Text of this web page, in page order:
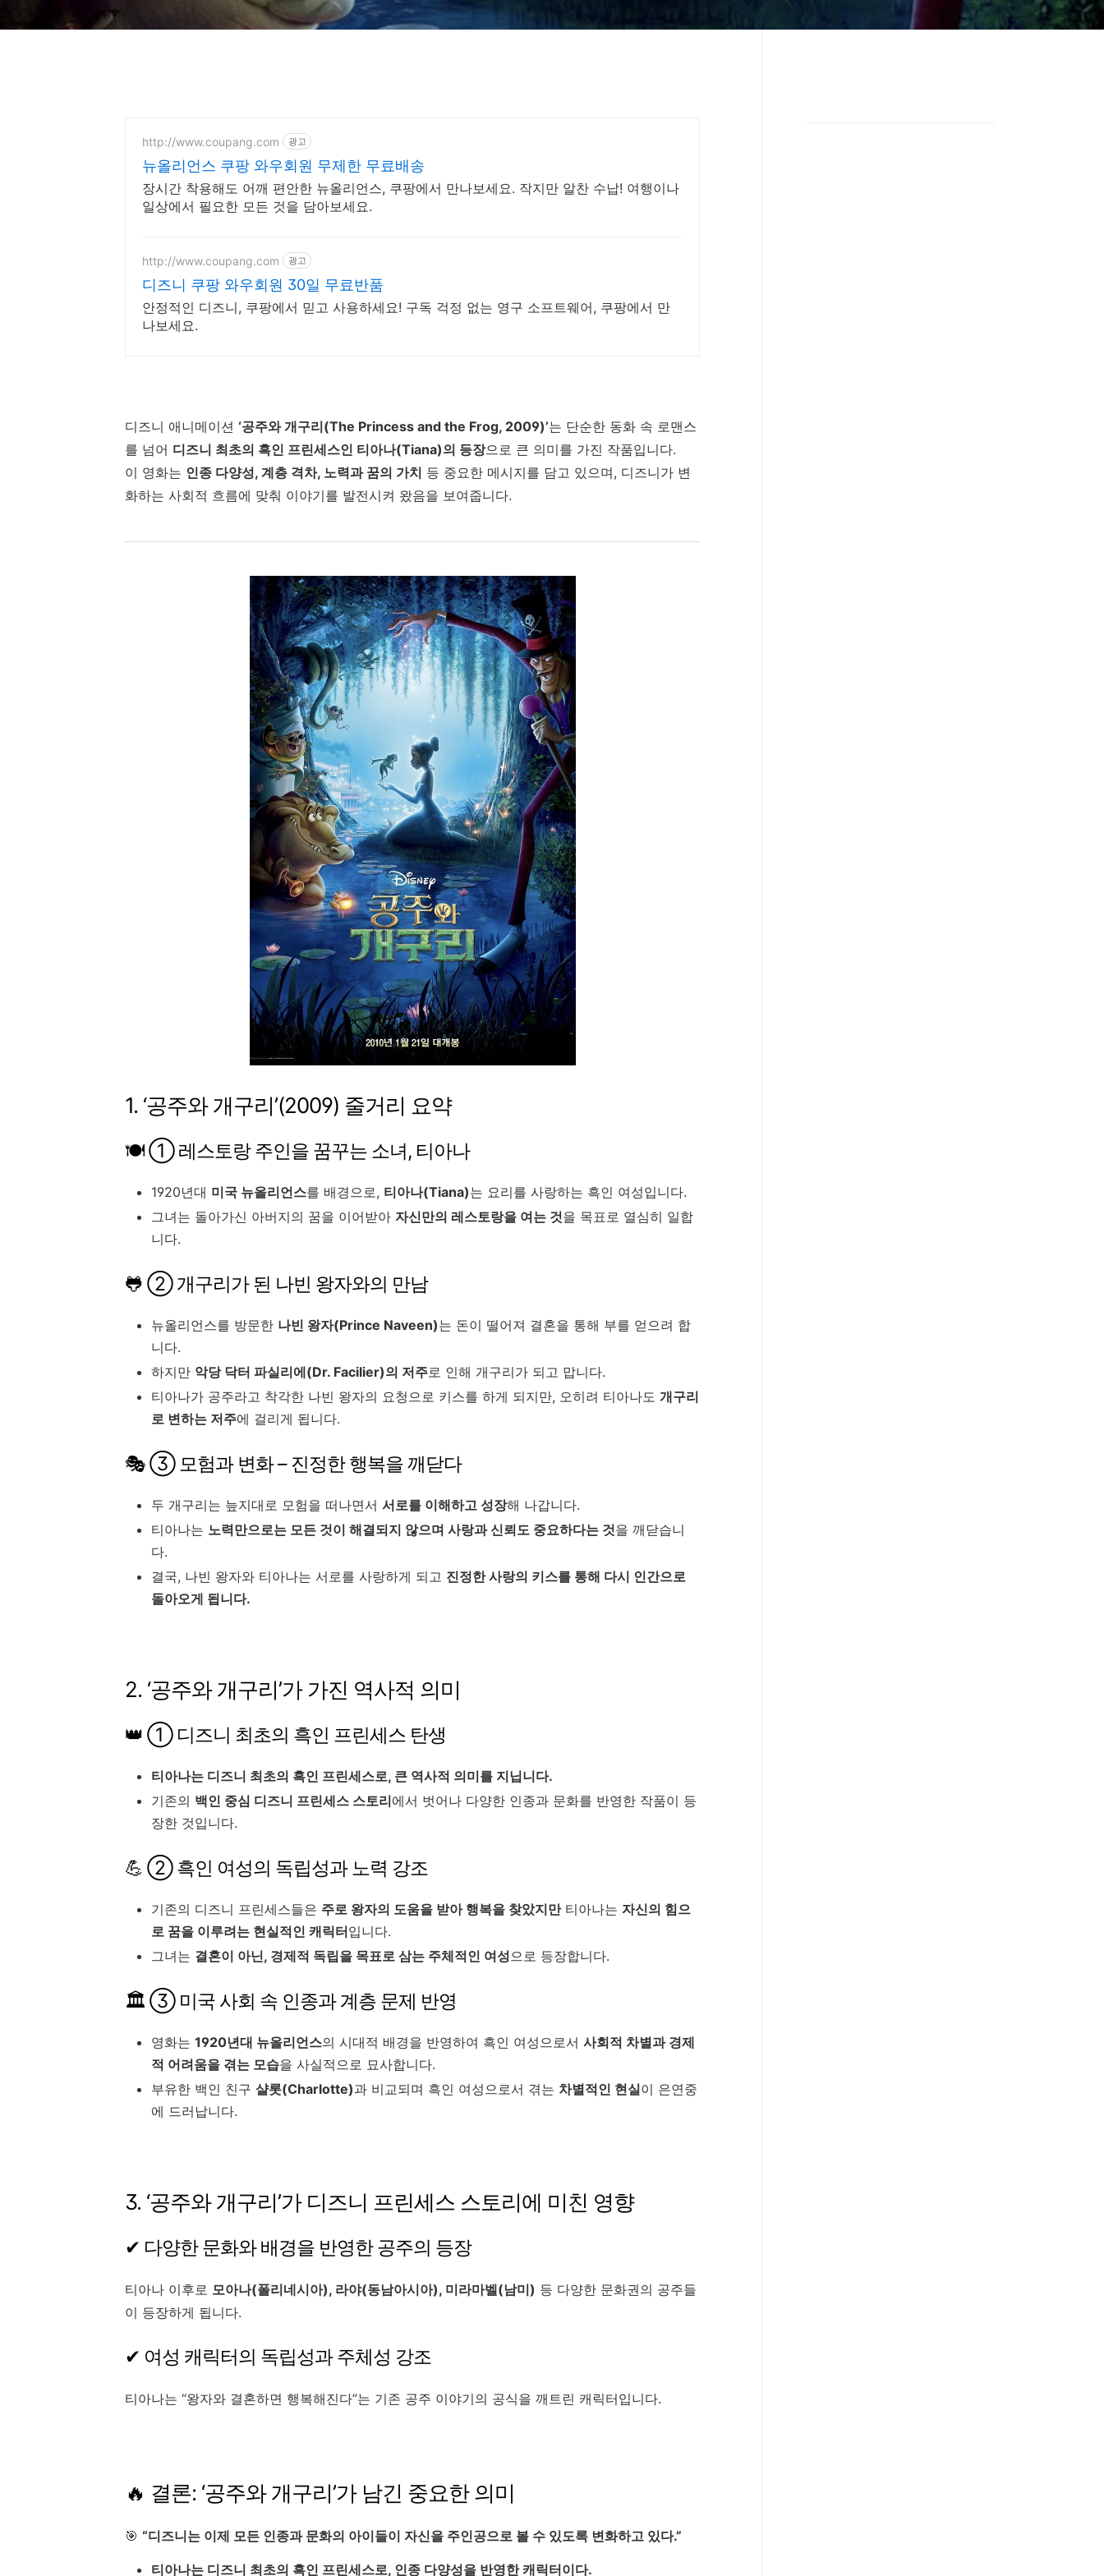
http://www.coupang.com 광고
뉴올리언스 쿠팡 와우회원 무제한 무료배송
장시간 착용해도 어깨 편안한 뉴올리언스, 쿠팡에서 만나보세요. 작지만 알찬 수납! 여행이나
일상에서 필요한 모든 것을 담아보세요.
http://www.coupang.com 광고
디즈니 쿠팡 와우회원 30일 무료반품
안정적인 디즈니, 쿠팡에서 믿고 사용하세요! 구독 걱정 없는 영구 소프트웨어, 쿠팡에서 만
나보세요.
디즈니 애니메이션 ‘공주와 개구리(The Princess and the Frog, 2009)’는 단순한 동화 속 로맨스
를 넘어 디즈니 최초의 흑인 프린세스인 티아나(Tiana)의 등장으로 큰 의미를 가진 작품입니다.
이 영화는 인종 다양성, 계층 격차, 노력과 꿈의 가치 등 중요한 메시지를 담고 있으며, 디즈니가 변
화하는 사회적 흐름에 맞춰 이야기를 발전시켜 왔음을 보여줍니다.
1. ‘공주와 개구리’(2009) 줄거리 요약
🍽 ① 레스토랑 주인을 꿈꾸는 소녀, 티아나
1920년대 미국 뉴올리언스를 배경으로, 티아나(Tiana)는 요리를 사랑하는 흑인 여성입니다.
그녀는 돌아가신 아버지의 꿈을 이어받아 자신만의 레스토랑을 여는 것을 목표로 열심히 일합
니다.
🐸 ② 개구리가 된 나빈 왕자와의 만남
뉴올리언스를 방문한 나빈 왕자(Prince Naveen)는 돈이 떨어져 결혼을 통해 부를 얻으려 합
니다.
하지만 악당 닥터 파실리에(Dr. Facilier)의 저주로 인해 개구리가 되고 맙니다.
티아나가 공주라고 착각한 나빈 왕자의 요청으로 키스를 하게 되지만, 오히려 티아나도 개구리
로 변하는 저주에 걸리게 됩니다.
🎭 ③ 모험과 변화 – 진정한 행복을 깨닫다
두 개구리는 늪지대로 모험을 떠나면서 서로를 이해하고 성장해 나갑니다.
티아나는 노력만으로는 모든 것이 해결되지 않으며 사랑과 신뢰도 중요하다는 것을 깨닫습니
다.
결국, 나빈 왕자와 티아나는 서로를 사랑하게 되고 진정한 사랑의 키스를 통해 다시 인간으로
돌아오게 됩니다.
2. ‘공주와 개구리’가 가진 역사적 의미
👑 ① 디즈니 최초의 흑인 프린세스 탄생
티아나는 디즈니 최초의 흑인 프린세스로, 큰 역사적 의미를 지닙니다.
기존의 백인 중심 디즈니 프린세스 스토리에서 벗어나 다양한 인종과 문화를 반영한 작품이 등
장한 것입니다.
💪 ② 흑인 여성의 독립성과 노력 강조
기존의 디즈니 프린세스들은 주로 왕자의 도움을 받아 행복을 찾았지만티아나는 자신의 힘으
로 꿈을 이루려는 현실적인 캐릭터입니다.
그녀는 결혼이 아닌, 경제적 독립을 목표로 삼는 주체적인 여성으로 등장합니다.
🏛 ③ 미국 사회 속 인종과 계층 문제 반영
영화는 1920년대 뉴올리언스의 시대적 배경을 반영하여 흑인 여성으로서 사회적 차별과 경제
적 어려움을 겪는 모습을 사실적으로 묘사합니다.
부유한 백인 친구 샬롯(Charlotte)과 비교되며 흑인 여성으로서 겪는 차별적인 현실이 은연중
에 드러납니다.
3. ‘공주와 개구리’가 디즈니 프린세스 스토리에 미친 영향
✔ 다양한 문화와 배경을 반영한 공주의 등장
티아나 이후로 모아나(폴리네시아), 라야(동남아시아), 미라마벨(남미) 등 다양한 문화권의 공주들
이 등장하게 됩니다.
✔ 여성 캐릭터의 독립성과 주체성 강조
티아나는 “왕자와 결혼하면 행복해진다”는 기존 공주 이야기의 공식을 깨트린 캐릭터입니다.
🔥 결론: ‘공주와 개구리’가 남긴 중요한 의미
🎯 “디즈니는 이제 모든 인종과 문화의 아이들이 자신을 주인공으로 볼 수 있도록 변화하고 있다.”
티아나는 디즈니 최초의 흑인 프린세스로, 인종 다양성을 반영한 캐릭터이다.